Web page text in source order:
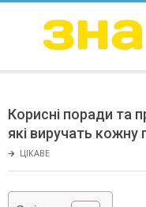
ЗНАЮ
Menu
Корисні поради та
які виручать
🡲 ЦІКАВЕ